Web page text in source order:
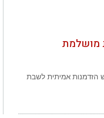
מושלמת
הזדמנות אמיתית לשבת